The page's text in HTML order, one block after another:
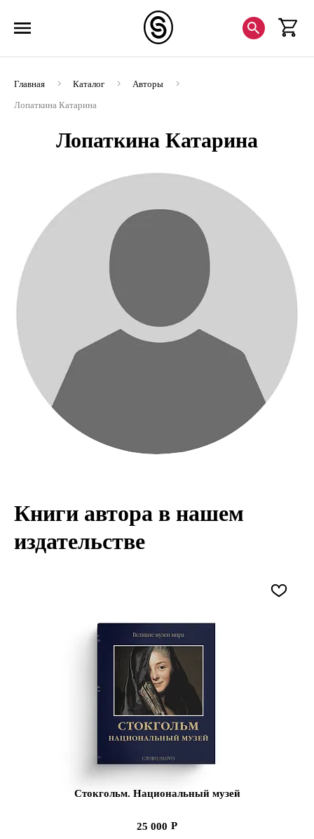
Главная Каталог
Авторы
Лопаткина Катарина
Лопаткина Катарина
Книги автора в нашем
издательстве
Стокгольм. Национальный музей
25 000